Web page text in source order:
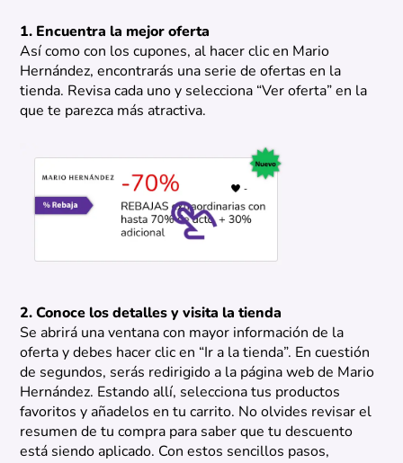
1. Encuentra la mejor oferta
Así como con los cupones, al hacer clic en Mario
Hernández, encontrarás una serie de ofertas en la
tienda. Revisa cada uno y selecciona “Ver oferta” en la
que te parezca más atractiva.
2. Conoce los detalles y visita la tienda
Se abrirá una ventana con mayor información de la
oferta y debes hacer clic en “Ir a la tienda”. En cuestión
de segundos, serás redirigido a la página web de Mario
Hernández. Estando allí, selecciona tus productos
favoritos y añadelos en tu carrito. No olvides revisar el
resumen de tu compra para saber que tu descuento
está siendo aplicado. Con estos sencillos pasos,